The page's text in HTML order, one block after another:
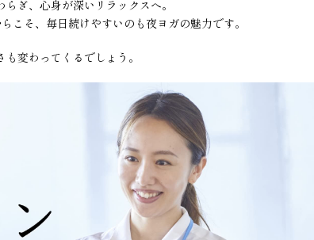
ぎ、心身が深いリラックスへ。
こそ、毎日続けやすいのも夜ヨガの魅力です。
変わってくるでしょう。